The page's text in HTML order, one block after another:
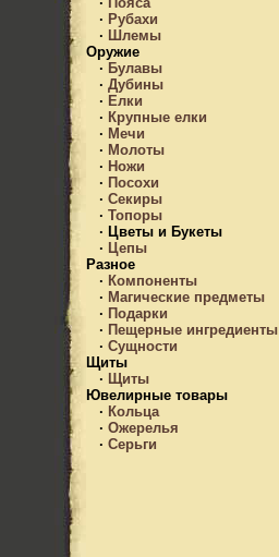
· Рубахи
· Шлемы
Оружие
· Булавы
· Дубины
· Елки
· Крупные елки
· Мечи
· Молоты
· Ножи
· Посохи
· Секиры
· Топоры
· Цветы и Букеты
· Цепы
Разное
· Компоненты
· Магические предметы
· Подарки
· Пещерные ингредиенты
· Сущности
Щиты
· Щиты
Ювелирные товары
· Кольца
· Ожерелья
· Серьги